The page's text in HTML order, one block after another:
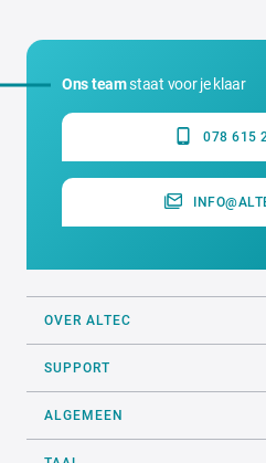
Ons teamstaat voor je klaar
078 615
OVER ALTEC
SUPPORT
ALGEMEEN